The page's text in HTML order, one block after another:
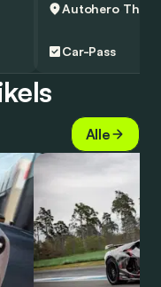
Autohero
Car-Pass
Alle